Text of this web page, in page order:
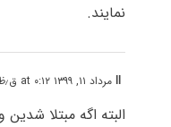
نمایند.
llمرداد ۱۱, ۱۳۹۹ at ۰:۱۲ ق٫ظ
البته اگه مبتلا